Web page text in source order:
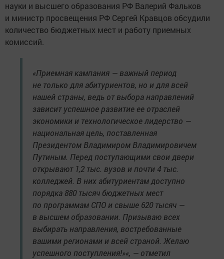
науки и высшего образования РФ Валерий Фальков
и министр просвещения РФ Сергей Кравцов обсудили
количество бюджетных мест и работу приемных
комиссий.
«Приемная кампания — важный период
не только для абитуриентов, но и для всей
нашей страны, ведь от выбора направлений
зависит успешное развитие ее отраслей
экономики и технологическое лидерство —
национальная цель, поставленная
Президентом Владимиром Владимировичем
Путиным. Перед поступающими свои двери
открывают 1,2 тыс. вузов и почти 4 тыс.
колледжей. В них абитуриентам доступно
порядка 880 тысяч бюджетных мест
по программам СПО и свыше 620 тысяч —
в высшем образовании. Призываю всех
выбирать направления, востребованные
вашими регионами и всей страной. Желаю
успешного поступления!»«, — отметил